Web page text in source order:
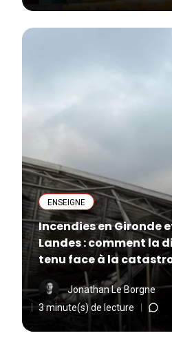
ENSEIGNE
Incendies en Gironde
Landes : comment la
tenu face à la
Jonathan Le Borgne
3 minute(s) de lecture